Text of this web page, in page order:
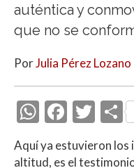
auténtica y
que no se
PorJulia Pérez Lozano
W
at
F
ac
e
T
itt
C
o
Aquí ya estuvieron los
altitud, es el